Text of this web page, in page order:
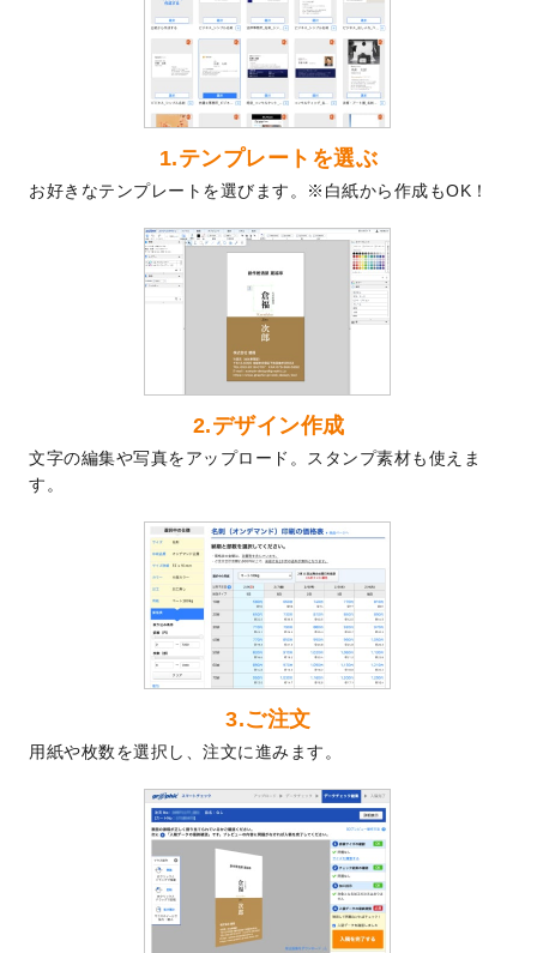
を公開いたしました。
喪中はがきのデザインテンプレート
いたしました。
2025年版1月始まりのカレンダーデザイン
テンプレート
を公開いたしました。
なりました！
プラスチックカードのデザインテンプレー
トを追加しました。
回数券のデザインテンプレート
した。
暑中見舞いのデザインテンプレート
しました。
メッセージカードのデザインテンプレート
を追加しました。
2024/6/14
エコノミータイプののぼりが作成できるよ
うになりました！
【新商品】のぼり
が作成できるようになり
ました！
DMのデザインテンプレートを追加しまし
た。
【新商品】ステッカー
なりました！
2024年版4月始まりのカレンダーデザイン
テンプレートを公開いたしました。
2024年辰年の年賀ポスターデザインテンプ
レート
を公開いたしました。
箔押し年賀状のデザインテンプレート
開いたしました。
1.テンプレートを選ぶ
お好きなテンプレートを選びます。※白紙から作成もOK！
2.デザイン作成
文字の編集や写真をアップロード。スタンプ素材も使えま
す。
3.ご注文
用紙や枚数を選択し、注文に進みます。